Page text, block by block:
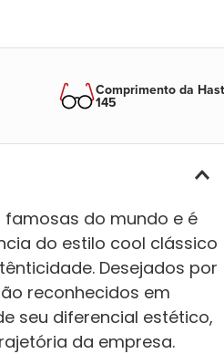
Comprimento da
145
famosas do mundo e é
do estilo cool clássico
Desejados por
reconhecidos em
seu diferencial estético,
da empresa.